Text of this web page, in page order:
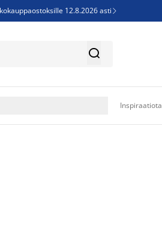
12.8.2026 asti 
jopa 60% 
Inspiraatiota